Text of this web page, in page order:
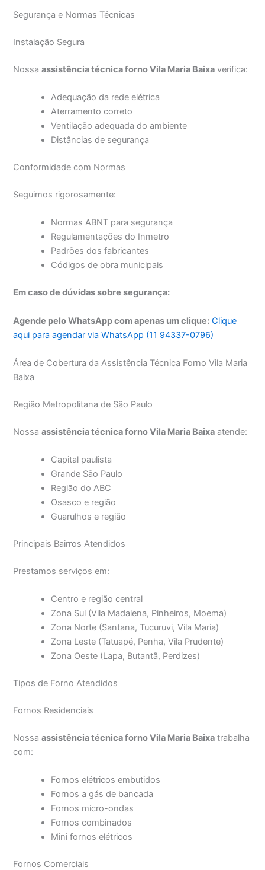
Segurança e Normas Técnicas
Instalação Segura
Nossaassistência técnica forno Vila Maria Baixa verifica:
Adequação da rede elétrica
Aterramento correto
Ventilação adequada do ambiente
Distâncias de segurança
Conformidade com Normas
Seguimos rigorosamente:
Normas ABNT para segurança
Regulamentações do Inmetro
Padrões dos fabricantes
Códigos de obra municipais
Em caso de dúvidas sobre segurança:
Agende pelo WhatsApp com apenas um clique: Clique
aqui para agendar via WhatsApp (11 94337-0796)
Área de Cobertura da Assistência Técnica Forno Vila Maria
Baixa
Região Metropolitana de São Paulo
Nossaassistência técnica forno Vila Maria Baixa atende:
Capital paulista
Grande São Paulo
Região do ABC
Osasco e região
Guarulhos e região
Principais Bairros Atendidos
Prestamos serviços em:
Centro e região central
Zona Sul (Vila Madalena, Pinheiros, Moema)
Zona Norte (Santana, Tucuruvi, Vila Maria)
Zona Leste (Tatuapé, Penha, Vila Prudente)
Zona Oeste (Lapa, Butantã, Perdizes)
Tipos de Forno Atendidos
Fornos Residenciais
Nossaassistência técnica forno Vila Maria Baixa trabalha
com:
Fornos elétricos embutidos
Fornos a gás de bancada
Fornos micro-ondas
Fornos combinados
Mini fornos elétricos
Fornos Comerciais